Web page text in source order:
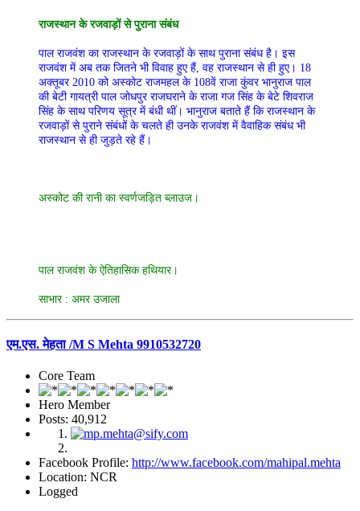
राजस्थान के रजवाड़ों से पुराना संबंध
पाल राजवंश का राजस्थान के रजवाड़ों के साथ पुराना संबंध है। इस
राजवंश में अब तक जितने भी विवाह हुए हैं, वह राजस्थान से ही हुए। 18
अक्तूबर 2010 को अस्कोट राजमहल के 108वें राजा कुंवर भानुराज पाल
की बेटी गायत्री पाल जोधपुर राजघराने के राजा गज सिंह के बेटे शिवराज
सिंह के साथ परिणय सूत्र में बंधी थीं। भानुराज बताते हैं कि राजस्थान के
रजवाड़ों से पुराने संबंधों के चलते ही उनके राजवंश में वैवाहिक संबंध भी
राजस्थान से ही जुड़ते रहे हैं।
अस्कोट की रानी का स्वर्णजड़ित ब्लाउज।
पाल राजवंश के ऐतिहासिक हथियार।
साभार : अमर उजाला
एम.एस. मेहता /M S Mehta 9910532720
Core Team
Hero Member
Posts: 40,912
Facebook Profile: http://www.facebook.com/mahipal.mehta
Location: NCR
Logged